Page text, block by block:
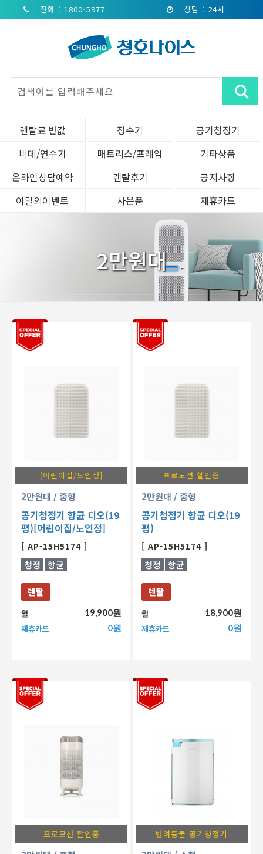
전화 : 1800-5977 상담 : 24시
렌탈료 반값 정수기
공기청정기
비데/연수기
매트리스/프레임
기타상품
온라인상담예약
렌탈후기
공지사항
이달의이벤트
사은품 제휴카드
2만원대
[어린이집/노인정]
2만원대 / 중형
공기청정기 항균 디오(19
평)[어린이집/노인정]
[ AP-15H5174 ]
청정 항균
렌탈
월 19,900원
제휴카드 0원
프로모션 할인중
2만원대 / 중형
공기청정기 항균 디오(19
평)
[ AP-15H5174 ]
청정 항균
렌탈
월 18,900원
제휴카드 0원
프로모션 할인중 반려동물 공기청정기